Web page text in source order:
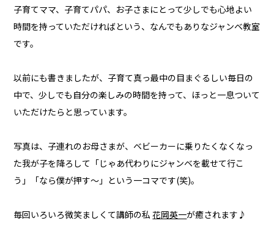
子育てママ、子育てパパ、お子さまにとって少しでも心地よい
時間を持っていただければという、なんでもありなジャンベ教室
です。
以前にも書きましたが、子育て真っ最中の目まぐるしい毎日の
中で、少しでも自分の楽しみの時間を持って、ほっと一息ついて
いただけたらと思っています。
写真は、子連れのお母さまが、ベビーカーに乗りたくなくなっ
た我が子を降ろして「じゃあ代わりにジャンベを載せて行こ
う」「なら僕が押す～」という一コマです(笑)。
毎回いろいろ微笑ましくて講師の私花岡英一が癒されます♪